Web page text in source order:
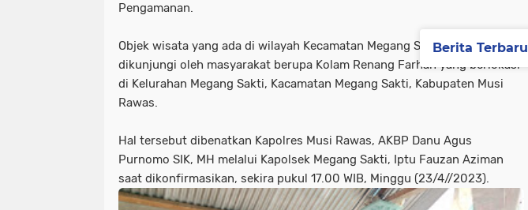
Pengamanan.
Objek wisata yang ada di wilayah Kecamatan Megang Sakti ramai
dikunjungi oleh masyarakat berupa Kolam Renang Farhan yang berlokasi
di Kelurahan Megang Sakti, Kacamatan Megang Sakti, Kabupaten Musi
Rawas.
Hal tersebut dibenatkan Kapolres Musi Rawas, AKBP Danu Agus
Purnomo SIK, MH melalui Kapolsek Megang Sakti, Iptu Fauzan Aziman
saat dikonfirmasikan, sekira pukul 17.00 WIB, Minggu (23/4//2023).
Berita Terbaru